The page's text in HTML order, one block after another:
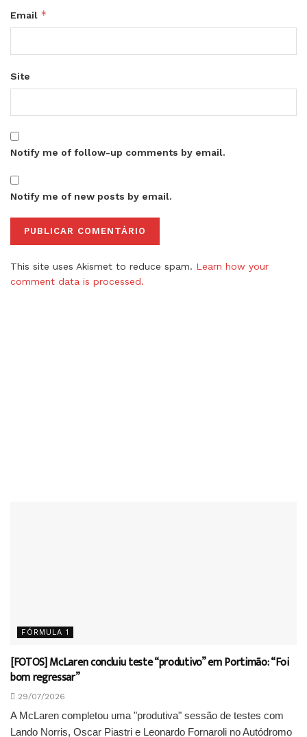
Email *
Site
Notify me of follow-up comments by email.
Notify me of new posts by email.
This site uses Akismet to reduce spam. Learn how your
comment data is processed.
FÓRMULA 1
[FOTOS] McLaren concluiu teste “produtivo” em Portimão: “Foi
bom regressar”
29/07/2026
A McLaren completou uma "produtiva" sessão de testes com
Lando Norris, Oscar Piastri e Leonardo Fornaroli no Autódromo